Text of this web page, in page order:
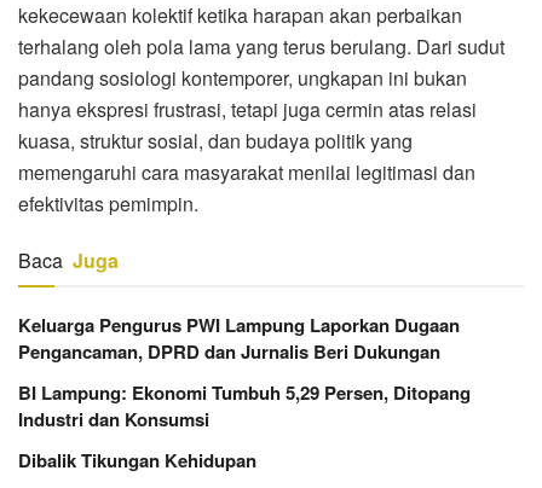
kekecewaan kolektif ketika harapan akan perbaikan
terhalang oleh pola lama yang terus berulang. Dari sudut
pandang sosiologi kontemporer, ungkapan ini bukan
hanya ekspresi frustrasi, tetapi juga cermin atas relasi
kuasa, struktur sosial, dan budaya politik yang
memengaruhi cara masyarakat menilai legitimasi dan
efektivitas pemimpin.
Baca Juga
Keluarga Pengurus PWI Lampung Laporkan Dugaan
Pengancaman, DPRD dan Jurnalis Beri Dukungan
BI Lampung: Ekonomi Tumbuh 5,29 Persen, Ditopang
Industri dan Konsumsi
Dibalik Tikungan Kehidupan